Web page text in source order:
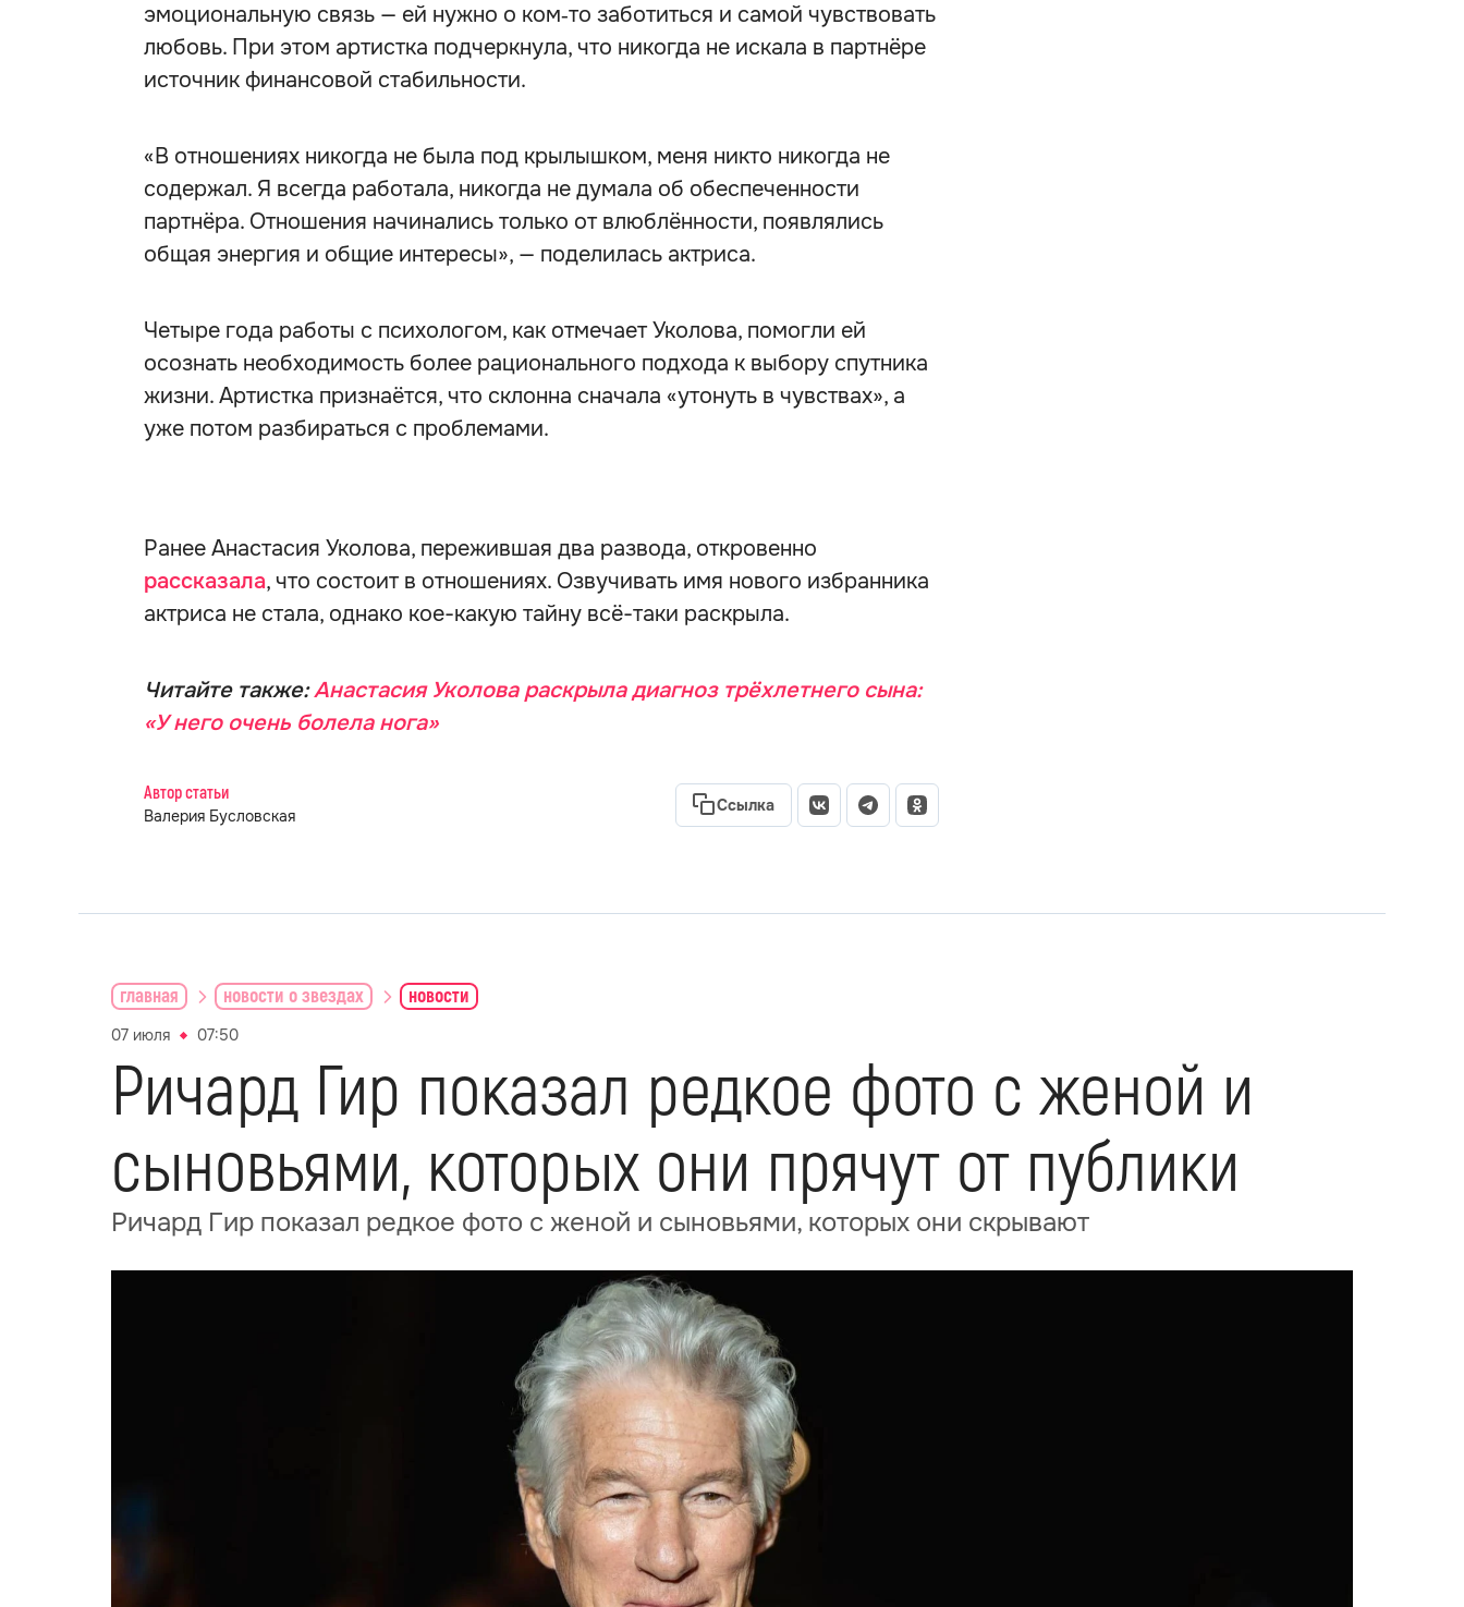
эмоциональную связь — ей нужно о ком‑то заботиться и самой чувствовать
любовь. При этом артистка подчеркнула, что никогда не искала в партнёре
источник финансовой стабильности.
«В отношениях никогда не была под крылышком, меня никто никогда не
содержал. Я всегда работала, никогда не думала об обеспеченности
партнёра. Отношения начинались только от влюблённости, появлялись
общая энергия и общие интересы», — поделилась актриса.
Четыре года работы с психологом, как отмечает Уколова, помогли ей
осознать необходимость более рационального подхода к выбору спутника
жизни. Артистка признаётся, что склонна сначала «утонуть в чувствах», а
уже потом разбираться с проблемами.
Ранее Анастасия Уколова, пережившая два развода, откровенно
рассказала, что состоит в отношениях. Озвучивать имя нового избранника
актриса не стала, однако кое-какую тайну всё-таки раскрыла.
Читайте также:Анастасия Уколова раскрыла диагноз трёхлетнего сына:
«У него очень болела нога»
Автор статьи
Валерия Бусловская
Ссылка
главная новости о звездах новости
07 июля 07:50
Ричард Гир показал редкое фото с женой и
сыновьями, которых они прячут от публики
Ричард Гир показал редкое фото с женой и сыновьями, которых они скрывают